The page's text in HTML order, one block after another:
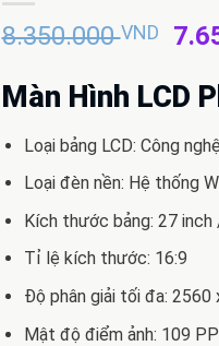
8.350.000VND
Giá
là:
Màn Hình LCD
Loại bảng LCD: Công
Loại đèn nền: Hệ thống
Kích thước bảng: 27 inch
Tỉ lệ kích thước: 16:9
Độ phân giải tối đa: 2560
Mật độ điểm ảnh: 109